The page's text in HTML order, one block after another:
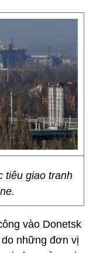
tiêu giao tranh
vào Donetsk
những đơn vị